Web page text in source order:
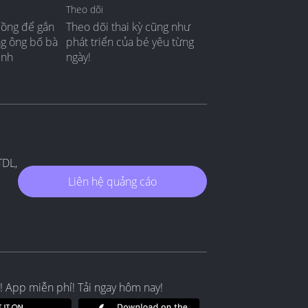
để gắn
ông bố bà
Theo dõi
Theo dõi thai kỳ cũng như
phát triển của bé yêu từng
ngày!
Liên hệ quảng cáo
App miễn phí! Tải ngay hôm nay!